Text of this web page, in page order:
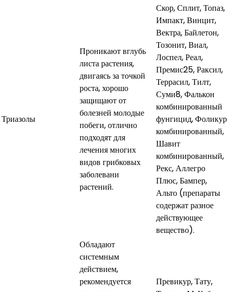
Триазолы
Проникают вглубь
листа растения,
двигаясь за точкой
роста, хорошо
защищают от
болезней молодые
побеги, отлично
подходят для
лечения многих
видов грибковых
заболевани
растений.
Скор, Сплит, Топаз,
Импакт, Винцит,
Вектра, Байлетон,
Тозонит, Виал,
Лоспел, Реал,
Премис25, Раксил,
Террасил, Тилт,
Суми8, Фалькон
комбинированный
фунгицид, Фоликур
комбинированный,
Шавит
комбинированный,
Рекс, Аллегро
Плюс, Бампер,
Альто (препараты
содержат разное
действующее
вещество).
Обладают
системным
действием,
рекомендуется
Превикур, Тату,